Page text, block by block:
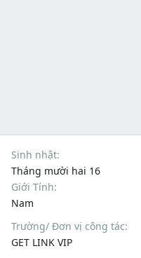
Sinh nhật
Tháng mười hai 16
Giới Tính
Nam
Trường/ Đơn vị công tác
GET LINK VIP